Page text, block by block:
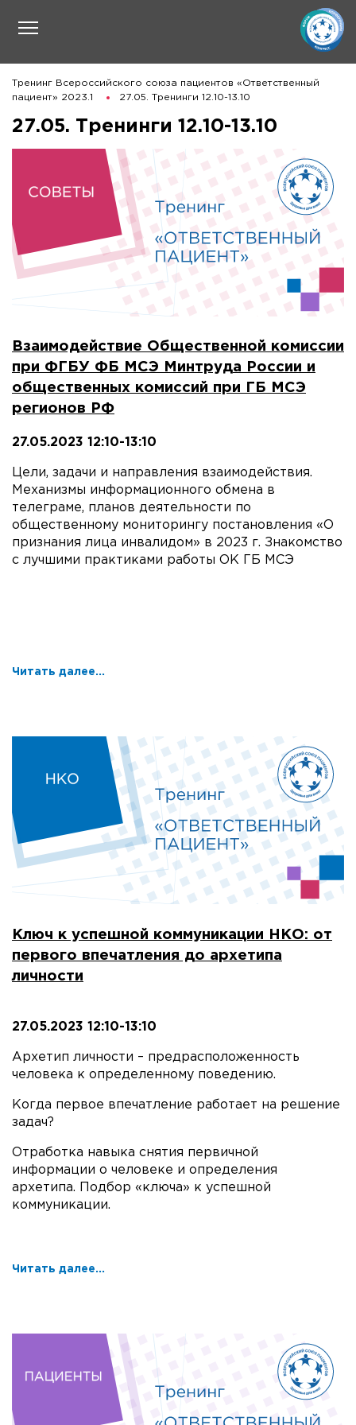
Тренинг Всероссийского союза пациентов «Ответственный
пациент» 2023.1
27.05. Тренинги 12.10-13.10
27.05. Тренинги 12.10-13.10
Взаимодействие Общественной комиссии
при ФГБУ ФБ МСЭ Минтруда России и
общественных комиссий при ГБ МСЭ
регионов РФ
27.05.2023 12:10-13:10
Цели, задачи и направления взаимодействия.
Механизмы информационного обмена в
телеграме, планов деятельности по
общественному мониторингу постановления «О
признания лица инвалидом» в 2023 г. Знакомство
с лучшими практиками работы ОК ГБ МСЭ
Читать далее...
Ключ к успешной коммуникации НКО: от
первого впечатления до архетипа
личности
27.05.2023 12:10-13:10
Архетип личности – предрасположенность
человека к определенному поведению.
Когда первое впечатление работает на решение
задач?
Отработка навыка снятия первичной
информации о человеке и определения
архетипа. Подбор «ключа» к успешной
коммуникации.
Читать далее...